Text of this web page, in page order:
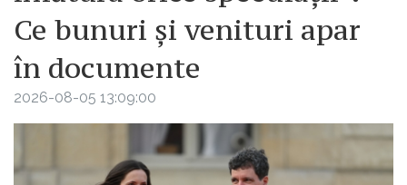
Ce bunuri și venituri apar
în documente
2026-08-05 13:09:00